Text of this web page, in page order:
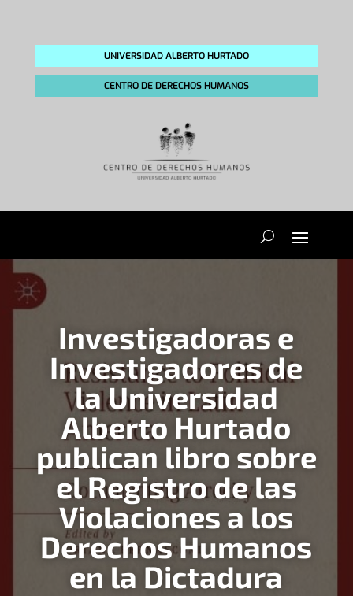
UNIVERSIDAD ALBERTO HURTADO
CENTRO DE DERECHOS HUMANOS
Investigadoras e
Investigadores de
la Universidad
Alberto Hurtado
publican libro sobre
el Registro de las
Violaciones a los
Derechos Humanos
en la Dictadura